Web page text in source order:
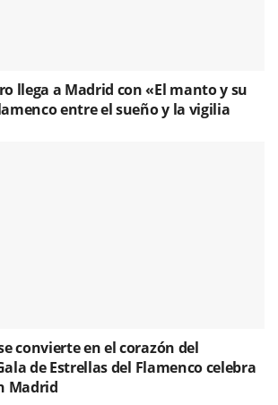
llega a Madrid con «El manto y su
entre el sueño y la vigilia
convierte en el corazón del
de Estrellas del Flamenco celebra
Madrid